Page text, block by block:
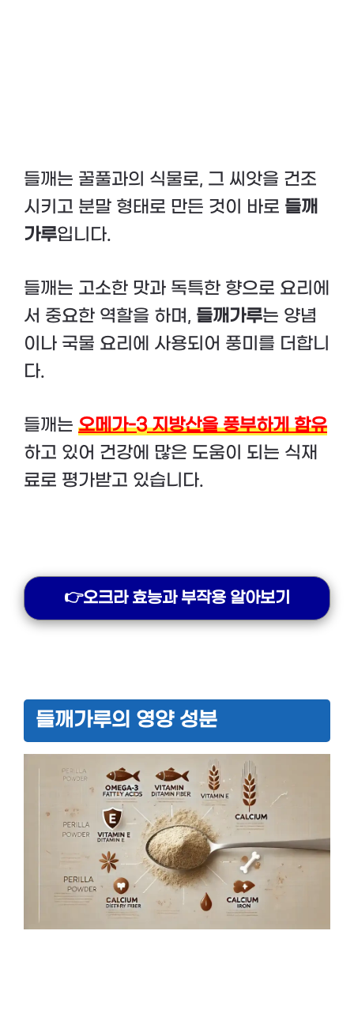
들깨는 꿀풀과의 식물로, 그 씨앗을 건조
시키고 분말 형태로 만든 것이 바로 들깨
가루입니다.
들깨는 고소한 맛과 독특한 향으로 요리에
서 중요한 역할을 하며, 들깨가루는 양념
이나 국물 요리에 사용되어 풍미를 더합니
다.
들깨는 오메가-3 지방산을 풍부하게 함유
하고 있어 건강에 많은 도움이 되는 식재
료로 평가받고 있습니다.
👉오크라 효능과 부작용 알아보기
들깨가루의 영양 성분